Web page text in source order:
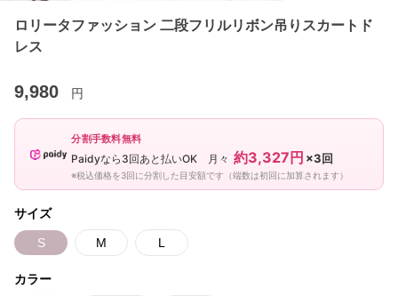
ロリータファッション 二段フリルリボン吊りスカートド
レス
9,980 円
分割手数料無料
Paidyなら3回あと払いOK 月々 約3,327円 ×3回
※税込価格を3回に分割した目安額です（端数は初回に加算されます）
サイズ
S M L
カラー